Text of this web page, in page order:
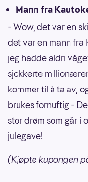
Mann fra
- Wow, det var en
det var en mann fra
jeg hadde aldri
sjokkerte
kommer til å ta av,
brukes fornuftig.-
stor drøm som går i
julegave!
(Kjøpte kupongen